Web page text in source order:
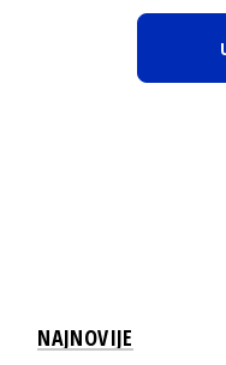
NAJNOVIJE